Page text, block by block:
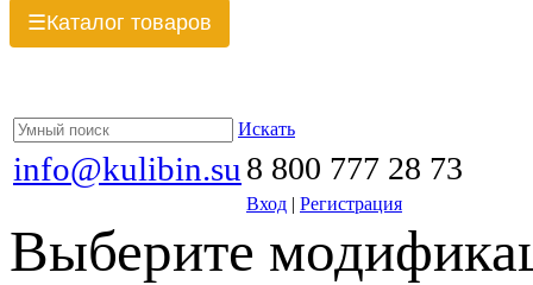
☰Каталог товаров
Искать
info@kulibin.su 8 800 777 28 73
Вход | Регистрация
Выберите